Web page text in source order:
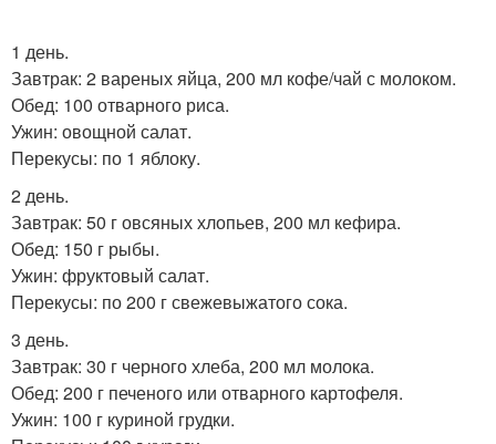
1 день.
Завтрак: 2 вареных яйца, 200 мл кофе/чай с молоком.
Обед: 100 отварного риса.
Ужин: овощной салат.
Перекусы: по 1 яблоку.
2 день.
Завтрак: 50 г овсяных хлопьев, 200 мл кефира.
Обед: 150 г рыбы.
Ужин: фруктовый салат.
Перекусы: по 200 г свежевыжатого сока.
3 день.
Завтрак: 30 г черного хлеба, 200 мл молока.
Обед: 200 г печеного или отварного картофеля.
Ужин: 100 г куриной грудки.